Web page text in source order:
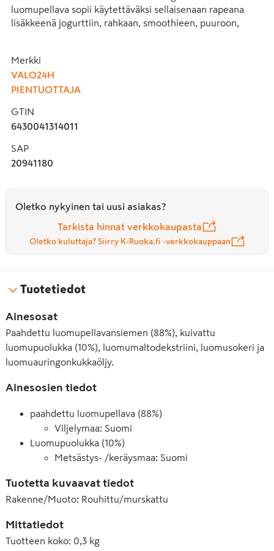
luomupellava sopii käytettäväksi sellaisenaan rapeana
lisäkkeenä jogurttiin, rahkaan, smoothieen, puuroon,
tarjoaa päivän omega-3-rasvahapot, runsaasti kuitua,
magnesiumia, proteiinia ja lignaania. Paahdetussa
luomupellavansiemenessä on herkullinen pähkinäinen
helposti elimistön käyttöön. Sopii vähähiilihydraattiseen
ruokavalioon, keliaakikoille ja vegaaneille.
Merkki
VALO24H
PIENTUOTTAJA
GTIN
6430041314011
SAP
20941180
Oletko nykyinen tai uusi asiakas?
Tarkista hinnat verkkokaupasta
Oletko kuluttaja? Siirry K-Ruoka.fi -verkkokauppaan
Tuotetiedot
Ainesosat
Paahdettu luomupellavansiemen (88%), kuivattu
luomupuolukka (10%), luomumaltodekstriini, luomusokeri ja
luomuauringonkukkaöljy.
Ainesosien tiedot
paahdettu luomupellava (88%)
Viljelymaa: Suomi
Luomupuolukka (10%)
Metsästys- /keräysmaa: Suomi
Tuotetta kuvaavat tiedot
Rakenne/Muoto: Rouhittu/murskattu
Mittatiedot
Tuotteen koko: 0,3 kg